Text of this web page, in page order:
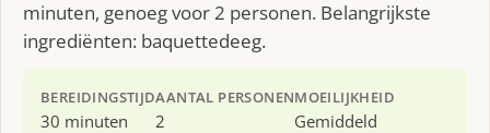
minuten, genoeg voor 2 personen. Belangrijkste
ingrediënten: baquettedeeg.
BEREIDINGSTIJD
30 minuten
AANTAL PERSONEN
2
MOEILIJKHEID
Gemiddeld